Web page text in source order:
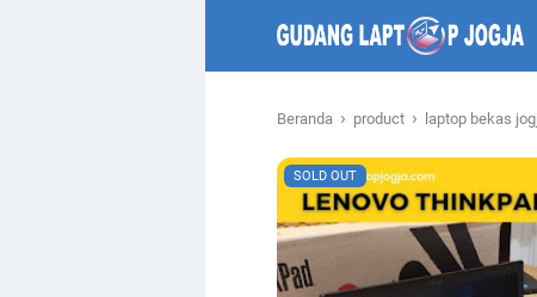
Beranda › product › laptop bekas
SOLD OUT